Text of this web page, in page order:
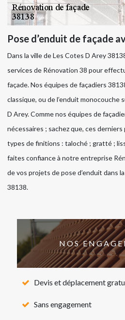
Pose d’enduit de façade
Dans la ville de Les Cotes D Arey
services de Rénovation 38 pour
façade. Nos équipes de façadiers
classique, ou de l’enduit monocouche
D Arey. Comme nos équipes de
nécessaires ; sachez que, ces
types de finitions : taloché ; gratté ;
faites confiance à notre entreprise
de vos projets de pose d’enduit dans
38138.
NOS
Devis et déplacement
Sans engagement